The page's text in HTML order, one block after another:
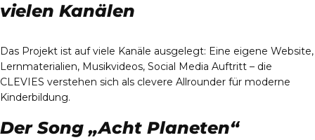
vielen Kanälen
Das Projekt ist auf viele Kanäle ausgelegt: Eine eigene Website,
Lernmaterialien, Musikvideos, Social Media Auftritt – die
CLEVIES verstehen sich als clevere Allrounder für moderne
Kinderbildung.
Der Song „Acht Planeten“